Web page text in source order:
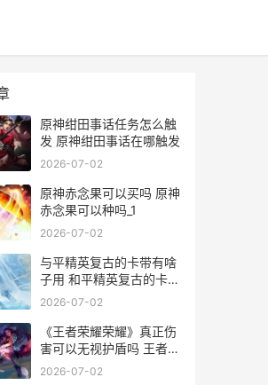
原神绀田事话任务怎么触
发 原神绀田事话在哪触发
2026-07-02
原神赤念果可以买吗 原神
赤念果可以种吗_1
2026-07-02
与平精英复古的卡带有啥
子用 和平精英复古的卡带
怎么获得
2026-07-02
《王者荣耀荣耀》真正伤
害可以无视护盾吗 王者荣
耀荣耀印记怎么得到
2026-07-02